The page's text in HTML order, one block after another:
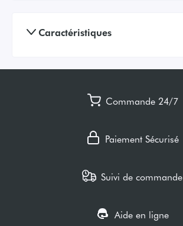
Caractéristiques
Commande 24/7
Paiement Sécurisé
Suivi de commande
Aide en ligne